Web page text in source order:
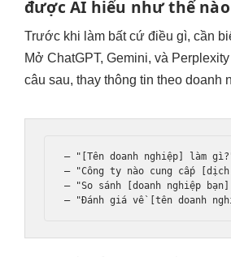
được AI hiểu như thế nào
Trước khi làm bất cứ điều gì, cần
Mở ChatGPT, Gemini, và
câu sau, thay thông tin theo doanh
— "[Tên doanh nghiệp] làm
— "Công ty nào cung cấp
— "So sánh [doanh nghiệp